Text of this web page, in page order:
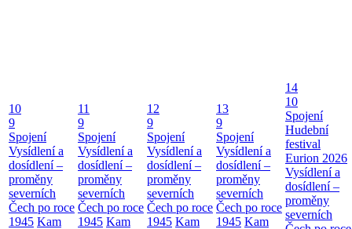
10
9
Spojení
Vysídlení a
dosídlení –
proměny
severních
Čech po roce
1945 Kam
11
9
Spojení
Vysídlení a
dosídlení –
proměny
severních
Čech po roce
1945 Kam
12
9
Spojení
Vysídlení a
dosídlení –
proměny
severních
Čech po roce
1945 Kam
13
9
Spojení
Vysídlení a
dosídlení –
proměny
severních
Čech po roce
1945 Kam
14
10
Spojení
Hudební
festival
Eurion 2026
Vysídlení a
dosídlení –
proměny
severních